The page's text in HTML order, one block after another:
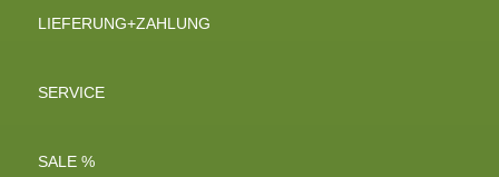
LIEFERUNG+ZAHLUNG
SERVICE
SALE %